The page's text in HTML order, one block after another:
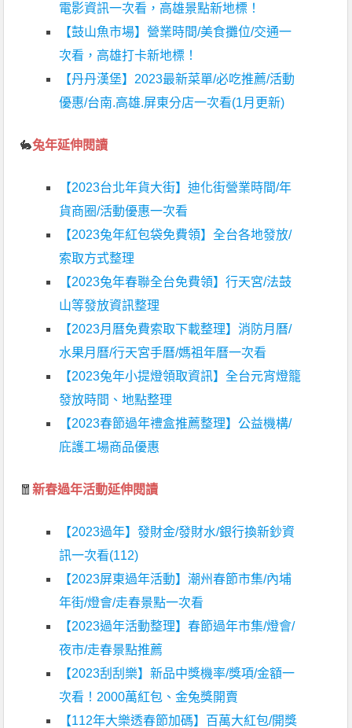
電影資訊一次看，高雄景點新地標！
【鼓山魚市場】營業時間/美食攤位/交通一
次看，高雄打卡新地標！
【丹丹漢堡】2023最新菜單/必吃推薦/活動
優惠/台南.高雄.屏東分店一次看(1月更新)
🐇兔年延伸閱讀
【2023台北年貨大街】迪化街營業時間/年
貨商圈/活動優惠一次看
【2023兔年紅包袋免費領】全台各地發放/
索取方式整理
【2023兔年春聯全台免費領】行天宮/法鼓
山等發放資訊整理
【2023月曆免費索取下載整理】消防月曆/
水果月曆/行天宮手曆/媽祖年曆一次看
【2023兔年小提燈領取資訊】全台元宵燈籠
發放時間、地點整理
【2023春節過年禮盒推薦整理】公益機構/
庇護工場商品優惠
🧧新春過年活動延伸閱讀
【2023過年】發財金/發財水/銀行換新鈔資
訊一次看(112)
【2023屏東過年活動】潮州春節市集/內埔
年街/燈會/走春景點一次看
【2023過年活動整理】春節過年市集/燈會/
夜市/走春景點推薦
【2023刮刮樂】新品中獎機率/獎項/金額一
次看！2000萬紅包、金兔獎開賣
【112年大樂透春節加碼】百萬大紅包/開獎